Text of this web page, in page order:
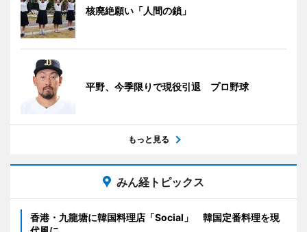
核廃絶願い「人間の鎖」
平野、今季限りで現役引退 プロ野球
もっと見る
みん経トピックス
香港・九龍塘に韓国料理店「Social」 韓国定番料理を現